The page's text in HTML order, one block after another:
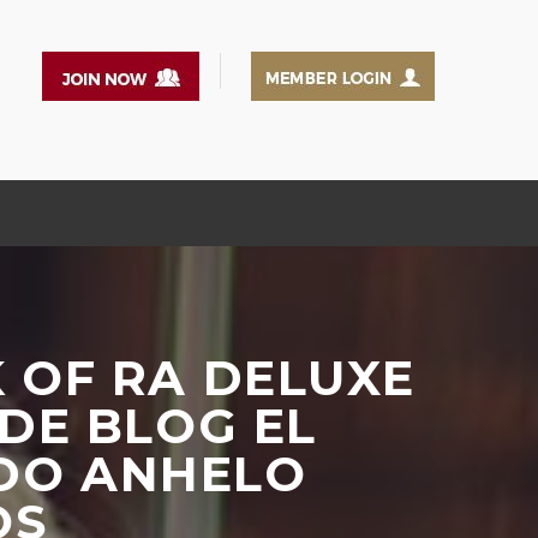
RA DELUXE
BLOG EL
ANHELO